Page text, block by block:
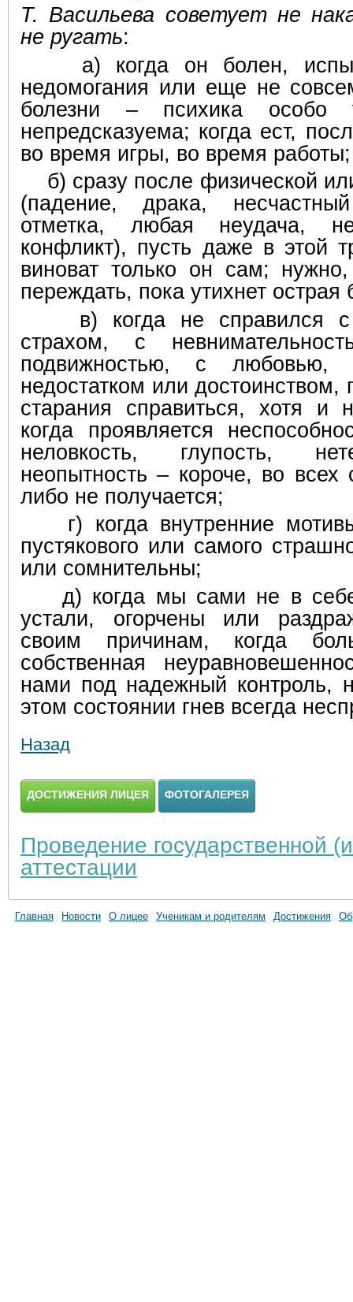
Т. Васильева советует не
не ругать:
а) когда он болен,
недомогания или еще не
болезни – психика особо
непредсказуема; когда ест,
во время игры, во время работы;
б) сразу после физической
(падение, драка,
отметка, любая неудача,
конфликт), пусть даже в этой
виноват только он сам;
переждать, пока утихнет острая
в) когда не справился с
страхом, с
подвижностью, с
недостатком или достоинством,
старания справиться, хотя
когда проявляется
неловкость, глупость,
неопытность – короче, во всех
либо не получается;
г) когда внутренние
пустякового или самого
или сомнительны;
д) когда мы сами не в
устали, огорчены или
своим причинам, когда
собственная
нами под надежный контроль,
этом состоянии гнев всегда
Назад
ДОСТИЖЕНИЯ ЛИЦЕЯ ФОТОГАЛЕРЕЯ
Проведение государственной
аттестации
Главная Новости О лицее Ученикам и родителям Достижения